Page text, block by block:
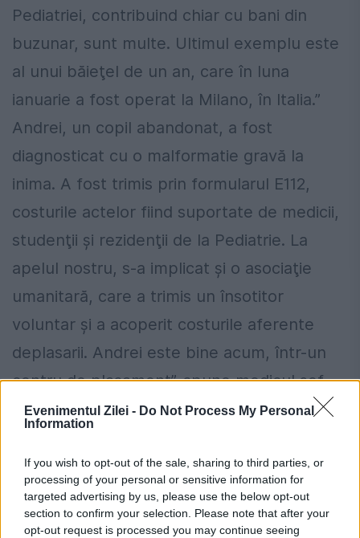
Evenimentul Zilei - Do Not Process My Personal
Information
If you wish to opt-out of the sale, sharing to third parties, or
processing of your personal or sensitive information for
targeted advertising by us, please use the below opt-out
section to confirm your selection. Please note that after your
opt-out request is processed you may continue seeing
Pediatriei, contribuind chiar cu bani din
buzunar, sunt multe. Ultimul exemplu este
al unui băieţel de un an, care în luna
ianuarie a fost operat la Milano, în Italia.”
Andrei, un copil abandonat, a fost
diagnosticat cu o malformatie gravă la
inima. A fost trimis prin formularul E112,
costurile actelor fiind suportate de medicii,
studenţii şi rezidenţii de la Pediatrie. La
apelul nostru, s-a implicat şi o asociaţie
umanitară, care a trimis un însotitor
voluntar şi a acoperit costurile aferente
deplasarii. Andrei este bine acum, într-un
centru de plasament”, spune medicul şef
Cristina Mihai.